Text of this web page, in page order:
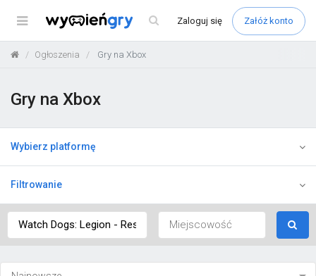
Menu Zaloguj się Załóż konto
Ogłoszenia Gry na Xbox
Gry na Xbox
Wybierz platformę
Filtrowanie